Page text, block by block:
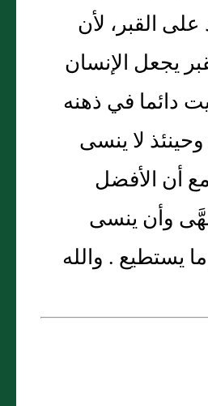
القبر، لأن
يجعل الإنسان
دائما في ذهنه
لا ينسى
أن الأفضل
وأن ينسى
يستطيع . والله